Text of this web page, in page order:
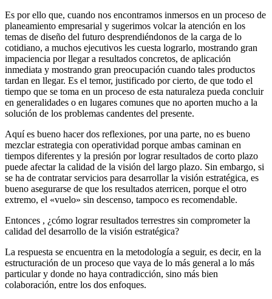
Es por ello que, cuando nos encontramos inmersos en un proceso de
planeamiento empresarial y sugerimos volcar la atención en los
temas de diseño del futuro desprendiéndonos de la carga de lo
cotidiano, a muchos ejecutivos les cuesta lograrlo, mostrando gran
impaciencia por llegar a resultados concretos, de aplicación
inmediata y mostrando gran preocupación cuando tales productos
tardan en llegar. Es el temor, justificado por cierto, de que todo el
tiempo que se toma en un proceso de esta naturaleza pueda concluir
en generalidades o en lugares comunes que no aporten mucho a la
solución de los problemas candentes del presente.
Aquí es bueno hacer dos reflexiones, por una parte, no es bueno
mezclar estrategia con operatividad porque ambas caminan en
tiempos diferentes y la presión por lograr resultados de corto plazo
puede afectar la calidad de la visión del largo plazo. Sin embargo, si
se ha de contratar servicios para desarrollar la visión estratégica, es
bueno asegurarse de que los resultados aterricen, porque el otro
extremo, el «vuelo» sin descenso, tampoco es recomendable.
Entonces , ¿cómo lograr resultados terrestres sin comprometer la
calidad del desarrollo de la visión estratégica?
La respuesta se encuentra en la metodología a seguir, es decir, en la
estructuración de un proceso que vaya de lo más general a lo más
particular y donde no haya contradicción, sino más bien
colaboración, entre los dos enfoques.